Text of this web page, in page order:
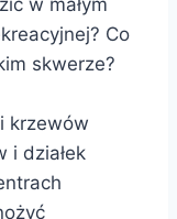
Co
skwerze?
krzewów
i działek